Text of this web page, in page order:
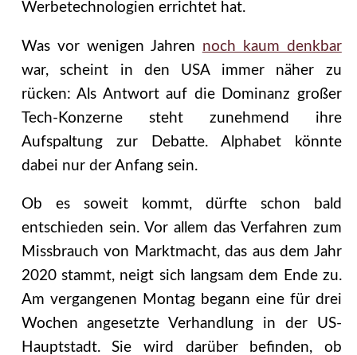
Werbetechnologien errichtet hat.
Was vor wenigen Jahren noch kaum denkbar
war, scheint in den USA immer näher zu
rücken: Als Antwort auf die Dominanz großer
Tech-Konzerne steht zunehmend ihre
Aufspaltung zur Debatte. Alphabet könnte
dabei nur der Anfang sein.
Ob es soweit kommt, dürfte schon bald
entschieden sein. Vor allem das Verfahren zum
Missbrauch von Marktmacht, das aus dem Jahr
2020 stammt, neigt sich langsam dem Ende zu.
Am vergangenen Montag begann eine für drei
Wochen angesetzte Verhandlung in der US-
Hauptstadt. Sie wird darüber befinden, ob